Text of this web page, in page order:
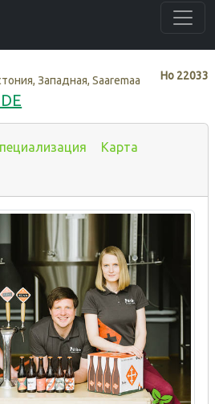
Нo 22033
Западная, Saaremaa
Карта